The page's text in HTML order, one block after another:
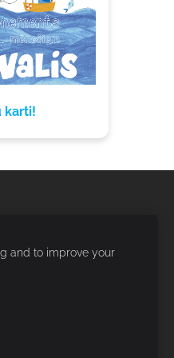
karti!
and to improve your